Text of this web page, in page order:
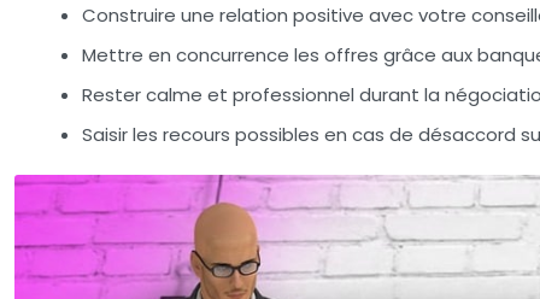
Construire une relation positive avec votre
Mettre en concurrence les offres grâce aux
Rester calme et professionnel durant la
Saisir les recours possibles en cas de désaccord